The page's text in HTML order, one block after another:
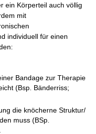
ein Körperteil auch völlig
mit
individuell für einen
Bandage zur Therapie
(Bsp. Bänderriss;
die knöcherne Struktur/
muss (BSp.